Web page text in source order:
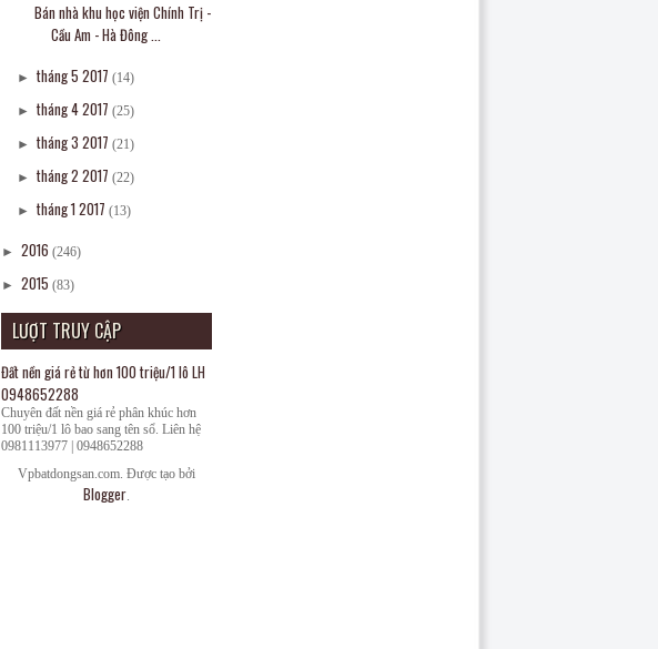
Bán nhà khu học viện Chính Trị -
Cầu Am - Hà Đông ...
►tháng 5 2017(14)
►tháng 4 2017(25)
►tháng 3 2017(21)
►tháng 2 2017(22)
►tháng 1 2017(13)
► 2016 (246)
► 2015 (83)
LƯỢT TRUY CẬP
Đất nền giá rẻ từ hơn 100 triệu/1 lô LH
0948652288
Chuyên đất nền giá rẻ phân khúc hơn
100 triệu/1 lô bao sang tên sổ. Liên hệ
0981113977 | 0948652288
Vpbatdongsan.com. Được tạo bởi
Blogger.